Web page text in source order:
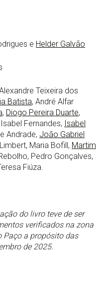
e Helder Galvão
Teixeira dos
Batista, André Alfar
, Diogo Pereira Duarte,
Isabel Fernandes, Isabel
Andrade, João Gabriel
Maria Bofill, Martim
Pedro Gonçalves,
Fiúza.
do livro teve de ser
verificados na zona
Paço a propósito das
de 2025.